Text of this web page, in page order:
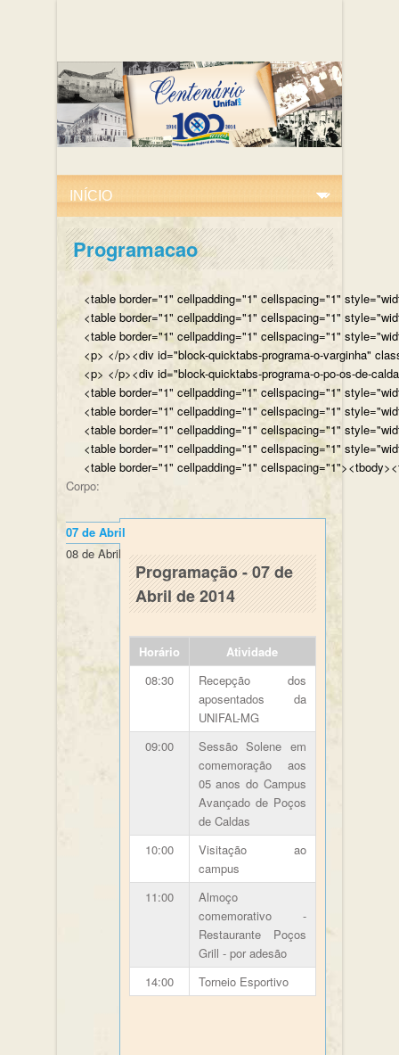
Programacao
<table border="1" cellpadding="1" cellspacing="1"
<table border="1" cellpadding="1" cellspacing="1"
<table border="1" cellpadding="1" cellspacing="1"
<p> </p><div id="block-quicktabs-programa-o-varginha"
<p> </p><div id="block-quicktabs-programa-o-po-os-de-
<table border="1" cellpadding="1" cellspacing="1"
<table border="1" cellpadding="1" cellspacing="1"
<table border="1" cellpadding="1" cellspacing="1"
<table border="1" cellpadding="1" cellspacing="1"
<table border="1" cellpadding="1"
Corpo:
07 de Abril
08 de Abril
Programação - 07 de
Abril de 2014
Horário
Atividade
08:30
Recepção dos
aposentados da
UNIFAL-MG
09:00
Sessão Solene em
comemoração aos
05 anos do Campus
Avançado de Poços
de Caldas
10:00
Visitação ao
campus
11:00
Almoço
comemorativo -
Restaurante Poços
Grill - por adesão
14:00
Torneio Esportivo
Páginas